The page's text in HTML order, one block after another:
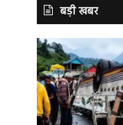
बड़ी खबर